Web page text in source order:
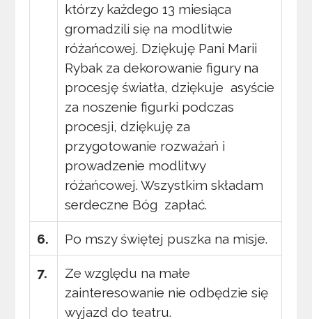
którzy każdego 13 miesiąca
gromadzili się na modlitwie
różańcowej. Dziękuję Pani Marii
Rybak za dekorowanie figury na
procesję światła, dziękuje asyście
za noszenie figurki podczas
procesji, dziękuję za
przygotowanie rozważań i
prowadzenie modlitwy
różańcowej. Wszystkim składam
serdeczne Bóg zapłać.
6. Po mszy świętej puszka na misje.
7.
Ze względu na małe
zainteresowanie nie odbędzie się
wyjazd do teatru.